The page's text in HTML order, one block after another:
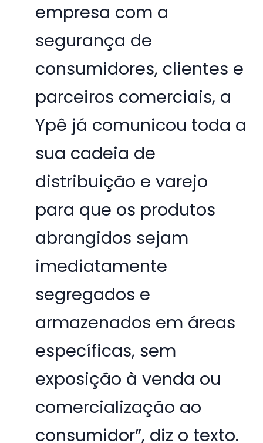
empresa com a
segurança de
consumidores, clientes e
parceiros comerciais, a
Ypê já comunicou toda a
sua cadeia de
distribuição e varejo
para que os produtos
abrangidos sejam
imediatamente
segregados e
armazenados em áreas
específicas, sem
exposição à venda ou
comercialização ao
consumidor”, diz o texto.